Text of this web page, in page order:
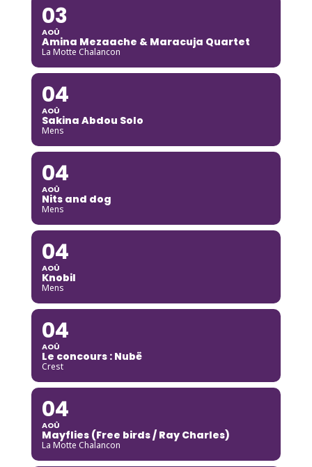
03
AOÛ
Amina Mezaache & Maracuja Quartet
La Motte Chalancon
04
AOÛ
Sakina Abdou Solo
Mens
04
AOÛ
Nits and dog
Mens
04
AOÛ
Knobil
Mens
04
AOÛ
Le concours : Nubë
Crest
04
AOÛ
Mayflies (Free birds / Ray Charles)
La Motte Chalancon